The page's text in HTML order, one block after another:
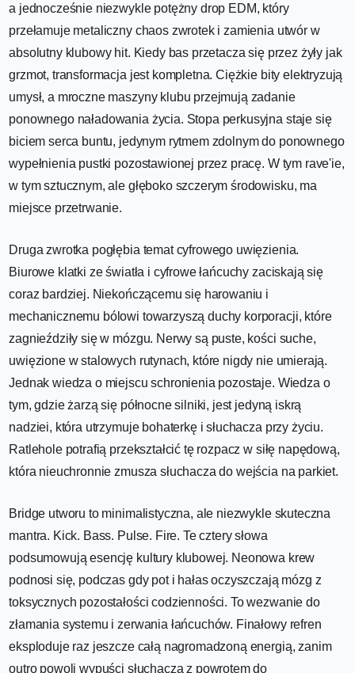
a jednocześnie niezwykle potężny drop EDM, który
przełamuje metaliczny chaos zwrotek i zamienia utwór w
absolutny klubowy hit. Kiedy bas przetacza się przez żyły jak
grzmot, transformacja jest kompletna. Ciężkie bity elektryzują
umysł, a mroczne maszyny klubu przejmują zadanie
ponownego naładowania życia. Stopa perkusyjna staje się
biciem serca buntu, jedynym rytmem zdolnym do ponownego
wypełnienia pustki pozostawionej przez pracę. W tym rave'ie,
w tym sztucznym, ale głęboko szczerym środowisku, ma
miejsce przetrwanie.
Druga zwrotka pogłębia temat cyfrowego uwięzienia.
Biurowe klatki ze światła i cyfrowe łańcuchy zaciskają się
coraz bardziej. Niekończącemu się harowaniu i
mechanicznemu bólowi towarzyszą duchy korporacji, które
zagnieździły się w mózgu. Nerwy są puste, kości suche,
uwięzione w stalowych rutynach, które nigdy nie umierają.
Jednak wiedza o miejscu schronienia pozostaje. Wiedza o
tym, gdzie żarzą się północne silniki, jest jedyną iskrą
nadziei, która utrzymuje bohaterkę i słuchacza przy życiu.
Ratlehole potrafią przekształcić tę rozpacz w siłę napędową,
która nieuchronnie zmusza słuchacza do wejścia na parkiet.
Bridge utworu to minimalistyczna, ale niezwykle skuteczna
mantra. Kick. Bass. Pulse. Fire. Te cztery słowa
podsumowują esencję kultury klubowej. Neonowa krew
podnosi się, podczas gdy pot i hałas oczyszczają mózg z
toksycznych pozostałości codzienności. To wezwanie do
złamania systemu i zerwania łańcuchów. Finałowy refren
eksploduje raz jeszcze całą nagromadzoną energią, zanim
outro powoli wypuści słuchacza z powrotem do